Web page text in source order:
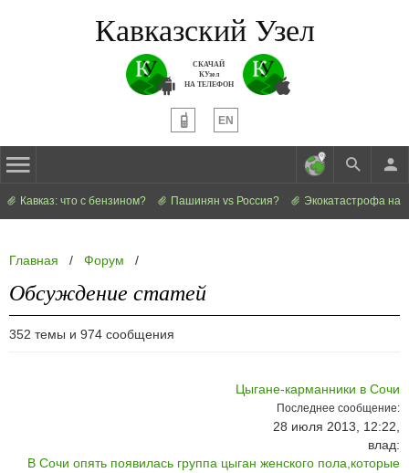
Кавказский Узел
СКАЧАЙ
КУзел
НА ТЕЛЕФОН
EN
Кавказ: что с бензином? Пашинян vs Россия? Экокатастрофа на
Главная / Форум /
Обсуждение статей
352 темы и 974 сообщения
Цыгане-карманники в Сочи
Последнее сообщение:
28 июля 2013, 12:22,
влад:
В Сочи опять появилась группа цыган женского пола,которые